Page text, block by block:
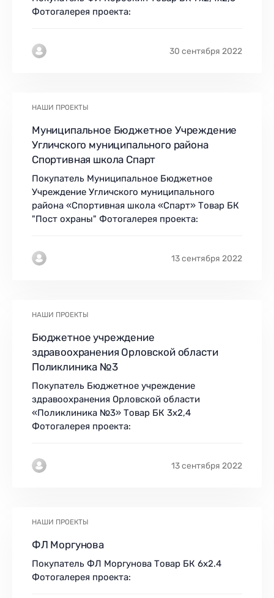
Фотогалерея проекта:
30 сентября 2022
НАШИ ПРОЕКТЫ
Муниципальное Бюджетное Учреждение
Угличского муниципального района
Спортивная школа Спарт
Покупатель Муниципальное Бюджетное
Учреждение Угличского муниципального
района «Спортивная школа «Спарт» Товар БК
"Пост охраны" Фотогалерея проекта:
13 сентября 2022
НАШИ ПРОЕКТЫ
Бюджетное учреждение
здравоохранения Орловской области
Поликлиника №3
Покупатель Бюджетное учреждение
здравоохранения Орловской области
«Поликлиника №3» Товар БК 3х2,4
Фотогалерея проекта:
13 сентября 2022
НАШИ ПРОЕКТЫ
ФЛ Моргунова
Покупатель ФЛ Моргунова Товар БК 6х2.4
Фотогалерея проекта: